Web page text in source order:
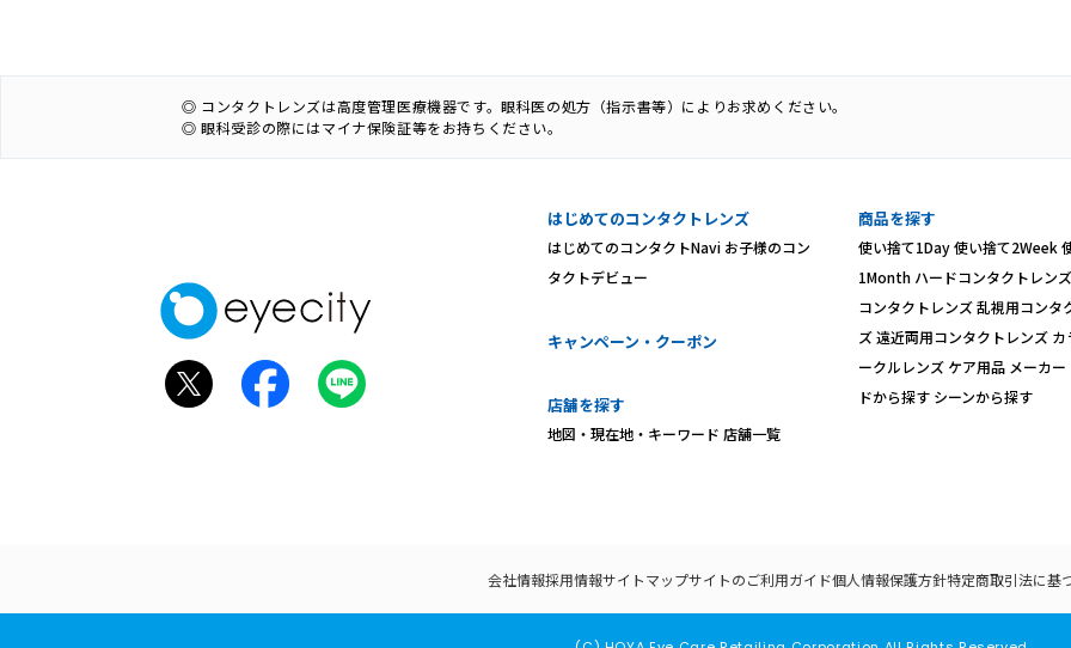
◎ コンタクトレンズは高度管理医療機器です。眼科医の処方（指示書等）によりお求めください。
◎ 眼科受診の際にはマイナ保険証等をお持ちください。
はじめてのコンタクトレンズ
はじめてのコンタクトNavi お子様のコン
タクトデビュー
キャンペーン・クーポン
店舗を探す
地図・現在地・キーワード 店舗一覧
商品を探す
使い捨て1Day 使い捨て2Week
1Month ハードコンタクトレンズ
コンタクトレンズ 乱視用コンタ
ズ 遠近両用コンタクトレンズ カ
ークルレンズ ケア用品 メーカ
ドから探す シーンから探す
会社情報採用情報サイトマップサイトのご利用ガイド個人情報保護方針特定商取引法に基